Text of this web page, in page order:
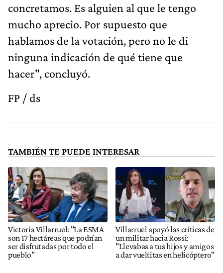
concretamos. Es alguien al que le tengo
mucho aprecio. Por supuesto que
hablamos de la votación, pero no le di
ninguna indicación de qué tiene que
hacer", concluyó.
FP / ds
TAMBIÉN TE PUEDE INTERESAR
Victoria Villarruel: "La ESMA
son 17 hectáreas que podrían
ser disfrutadas por todo el
pueblo"
Villarruel apoyó las críticas de
un militar hacia Rossi:
"Llevabas a tus hijos y amigos
a dar vueltitas en helicóptero"